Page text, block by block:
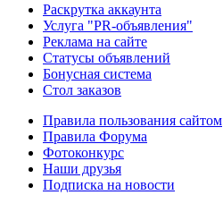
Раскрутка аккаунта
Услуга "PR-объявления"
Реклама на сайте
Статусы объявлений
Бонусная система
Стол заказов
Правила пользования сайтом
Правила Форума
Фотоконкурс
Наши друзья
Подписка на новости